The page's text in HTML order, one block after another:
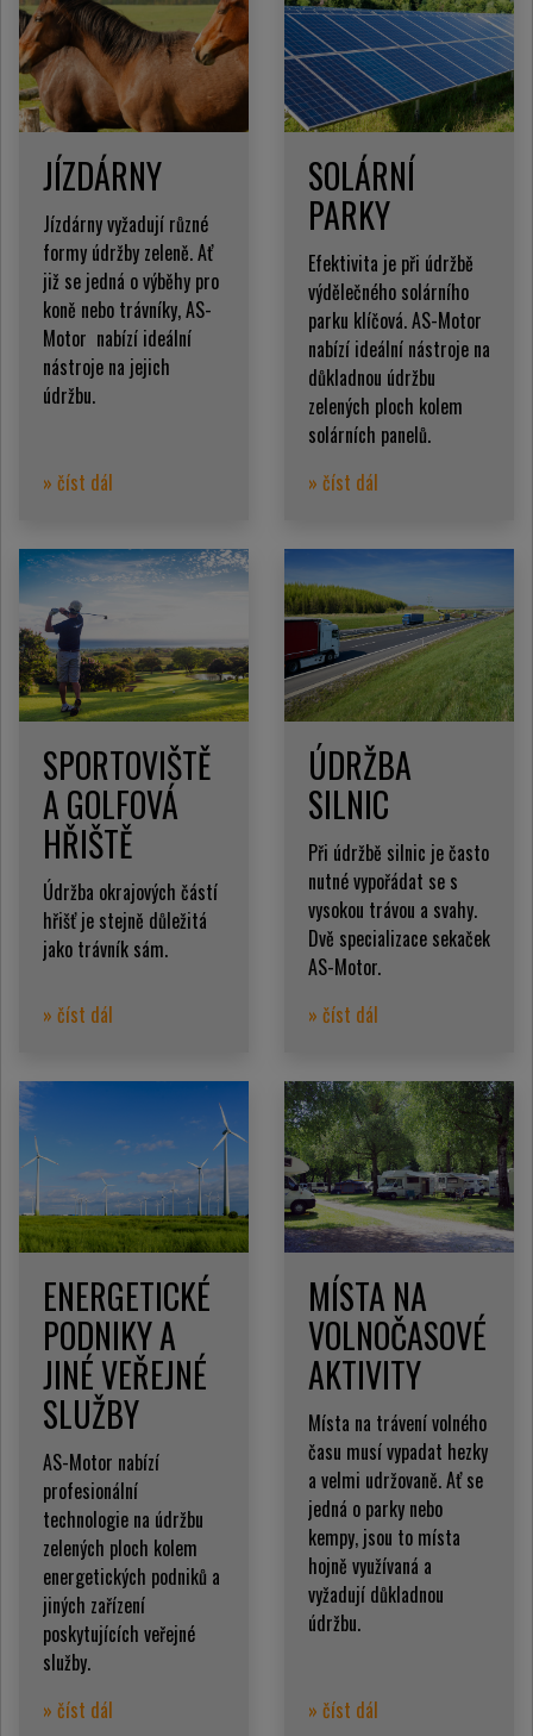
JÍZDÁRNY
Jízdárny vyžadují různé
formy údržby zeleně. Ať
již se jedná o výběhy pro
koně nebo trávníky, AS-
Motor nabízí ideální
nástroje na jejich
údržbu.
» číst dál
SOLÁRNÍ
PARKY
Efektivita je při údržbě
výdělečného solárního
parku klíčová. AS-Motor
nabízí ideální nástroje na
důkladnou údržbu
zelených ploch kolem
solárních panelů.
» číst dál
SPORTOVIŠTĚ
A GOLFOVÁ
HŘIŠTĚ
Údržba okrajových částí
hřišť je stejně důležitá
jako trávník sám.
» číst dál
ÚDRŽBA
SILNIC
Při údržbě silnic je často
nutné vypořádat se s
vysokou trávou a svahy.
Dvě specializace sekaček
AS-Motor.
» číst dál
ENERGETICKÉ
PODNIKY A
JINÉ VEŘEJNÉ
SLUŽBY
AS-Motor nabízí
profesionální
technologie na údržbu
zelených ploch kolem
energetických podniků a
jiných zařízení
poskytujících veřejné
služby.
» číst dál
MÍSTA NA
VOLNOČASOVÉ
AKTIVITY
Místa na trávení volného
času musí vypadat hezky
a velmi udržovaně. Ať se
jedná o parky nebo
kempy, jsou to místa
hojně využívaná a
vyžadují důkladnou
údržbu.
» číst dál